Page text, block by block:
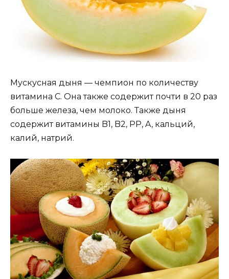
Мускусная дыня — чемпион по количеству
витамина С. Она также содержит почти в 20 раз
больше железа, чем молоко. Также дыня
содержит витамины B1, B2, PP, A, кальций,
калий, натрий.